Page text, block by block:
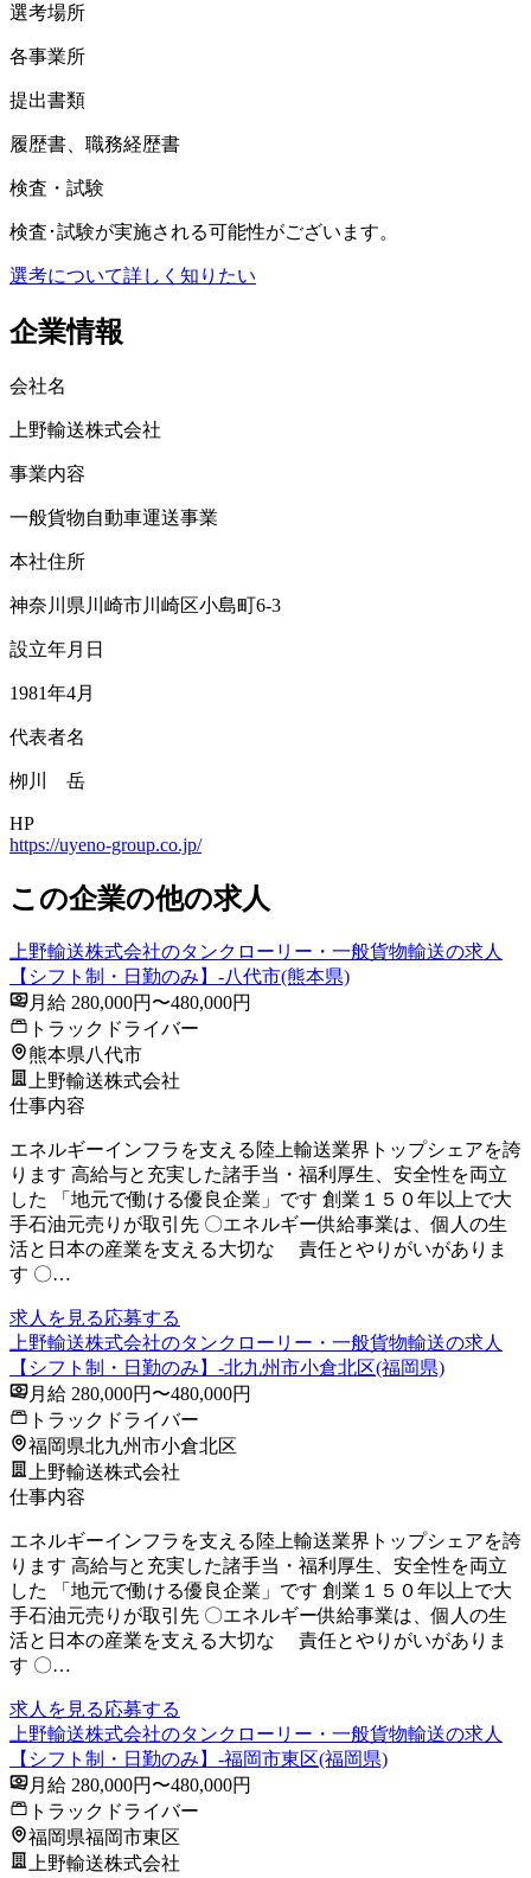
選考場所
各事業所
提出書類
履歴書、職務経歴書
検査・試験
検査･試験が実施される可能性がございます。
選考について詳しく知りたい
企業情報
会社名
上野輸送株式会社
事業内容
一般貨物自動車運送事業
本社住所
神奈川県川崎市川崎区小島町6-3
設立年月日
1981年4月
代表者名
栁川 岳
HP
https://uyeno-group.co.jp/
この企業の他の求人
上野輸送株式会社のタンクローリー・一般貨物輸送の求人
【シフト制・日勤のみ】-八代市(熊本県)
月給 280,000円〜480,000円
トラックドライバー
熊本県八代市
上野輸送株式会社
仕事内容
エネルギーインフラを支える陸上輸送業界トップシェアを誇
ります 高給与と充実した諸手当・福利厚生、安全性を両立
した 「地元で働ける優良企業」です 創業１５０年以上で大
手石油元売りが取引先 〇エネルギー供給事業は、個人の生
活と日本の産業を支える大切な 責任とやりがいがありま
す 〇…
求人を見る応募する
上野輸送株式会社のタンクローリー・一般貨物輸送の求人
【シフト制・日勤のみ】-北九州市小倉北区(福岡県)
月給 280,000円〜480,000円
トラックドライバー
福岡県北九州市小倉北区
上野輸送株式会社
仕事内容
エネルギーインフラを支える陸上輸送業界トップシェアを誇
ります 高給与と充実した諸手当・福利厚生、安全性を両立
した 「地元で働ける優良企業」です 創業１５０年以上で大
手石油元売りが取引先 〇エネルギー供給事業は、個人の生
活と日本の産業を支える大切な 責任とやりがいがありま
す 〇…
求人を見る応募する
上野輸送株式会社のタンクローリー・一般貨物輸送の求人
【シフト制・日勤のみ】-福岡市東区(福岡県)
月給 280,000円〜480,000円
トラックドライバー
福岡県福岡市東区
上野輸送株式会社